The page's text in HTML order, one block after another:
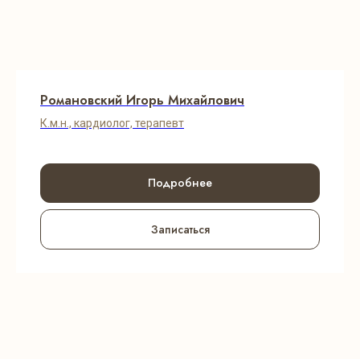
Романовский Игорь Михайлович
К.м.н., кардиолог, терапевт
Подробнее
Записаться